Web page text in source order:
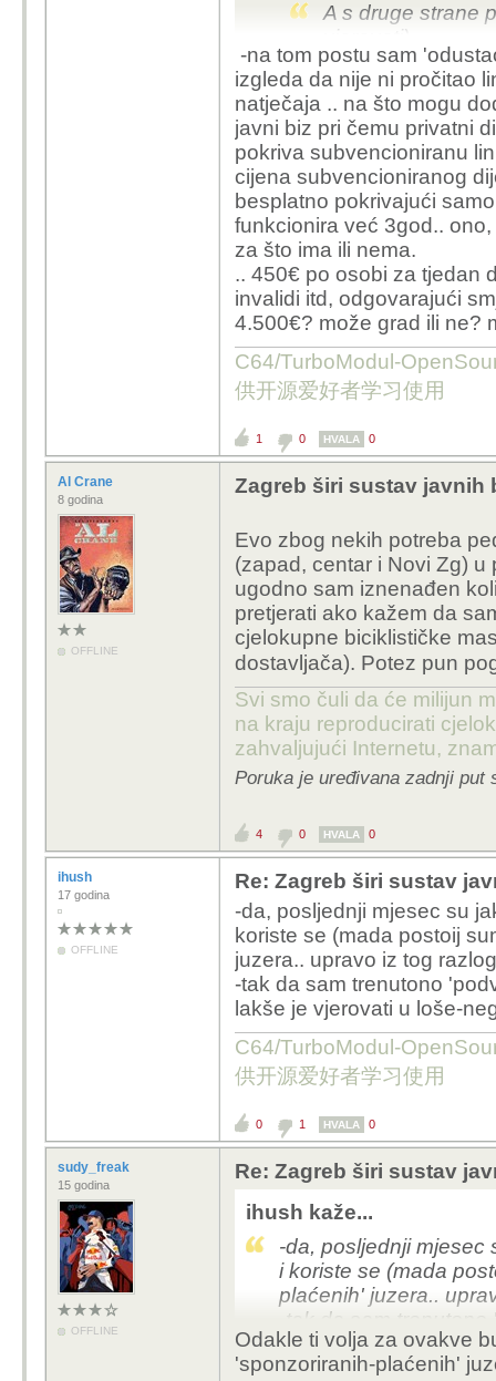
A s druge strane
vjerovati)
"Iz Grada
pokušali provesti
ljetovanja za tu
nijedan
za bicikle i masu toga
prošle su godine
javio - ne treba biti
jednostavno nije
50-ero djece u
podršku i 'razne
a sad ove godine,
najnižeg ponuditelja,
-na tom postu sam
izgleda da nije ni pročitao
natječaja .. na što mogu
javni biz pri čemu privatni
pokriva subvencioniranu
cijena subvencioniranog
besplatno pokrivajući
funkcionira već 3god..
za što ima ili nema.
.. 450€ po osobi za tjedan
invalidi itd, odgovarajući
4.500€? može grad ili ne?
C64/TurboModul-
供开源爱好者学习使用
1 0 HVALA 0
Al Crane
8 godina
OFFLINE
Zagreb širi sustav javnih
Evo zbog nekih potreba
(zapad, centar i Novi Zg) u
ugodno sam iznenađen
pretjerati ako kažem da
cjelokupne biciklističke
dostavljača). Potez pun
Svi smo čuli da će milijun
na kraju reproducirati
zahvaljujući Internetu,
Poruka je uređivana zadnji put
4 0 HVALA 0
ihush
17 godina
OFFLINE
Re: Zagreb širi sustav
-da, posljednji mjesec su
koriste se (mada postoij
juzera.. upravo iz tog
-tak da sam trenutono
lakše je vjerovati u loše-
C64/TurboModul-
供开源爱好者学习使用
0 1 HVALA 0
sudy_freak
15 godina
OFFLINE
Re: Zagreb širi sustav
ihush kaže...
-da, posljednji mjesec
i koriste se (mada
plaćenih' juzera..
-tak da sam
ili lakše je vjerovati u
:) ..
Odakle ti volja za ovakve
'sponzoriranih-plaćenih'